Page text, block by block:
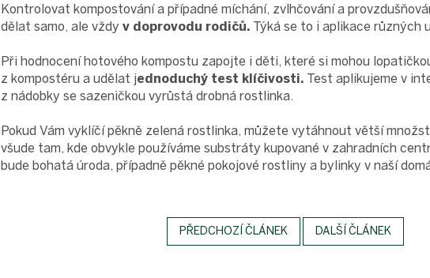
Kontrolovat kompostování a případné míchání, zvlhčování a
dělat samo, ale vždy v doprovodu rodičů. Týká se to i aplikace různých
Při hodnocení hotového kompostu zapojte i děti, které si mohou
z kompostéru a udělat jednoduchý test klíčivosti. Test aplikujeme v
z nádobky se sazeničkou vyrůstá drobná rostlinka.
Pokud Vám vyklíčí pěkně zelená rostlinka, můžete vytáhnout větší
všude tam, kde obvykle používáme substráty kupované v zahradních
bude bohatá úroda, případně pěkné pokojové rostliny a bylinky v naší
PŘEDCHOZÍ ČLÁNEK DALŠÍ ČLÁNEK